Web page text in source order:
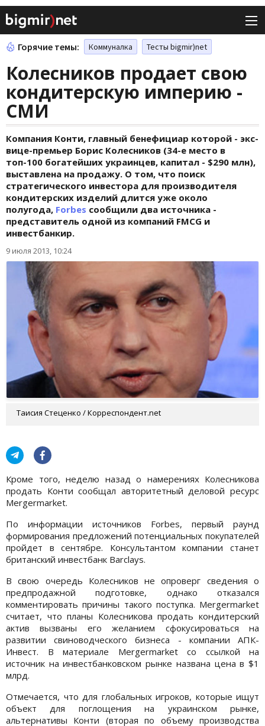
Горячие темы: Коммуналка Тесты bigmir)net
Колесников продает свою
кондитерскую империю -
СМИ
Компания Конти, главный бенефициар которой - экс-
вице-премьер Борис Колесников (34-е место в
топ-100 богатейших украинцев, капитал - $290 млн),
выставлена на продажу. О том, что поиск
стратегического инвестора для производителя
кондитерских изделий длится уже около
полугода, Forbes сообщили два источника -
представитель одной из компаний FMCG и
инвестбанкир.
9 июля 2013, 10:24
Таисия Стеценко / Корреспондент.net
Кроме того, неделю назад о намерениях Колесникова
продать Конти сообщал авторитетный деловой ресурс
Mergermarket.
По информации источников Forbes, первый раунд
формирования предложений потенциальных покупателей
пройдет в сентябре. Консультантом компании станет
британский инвестбанк Barclays.
В свою очередь Колесников не опроверг сведения о
предпродажной подготовке, однако отказался
комментировать причины такого поступка. Mergermarket
считает, что планы Колесникова продать кондитерский
актив вызваны его желанием сфокусироваться на
развитии свиноводческого бизнеса - компании АПК-
Инвест. В материале Mergermarket со ссылкой на
источник на инвестбанковском рынке названа цена в $1
млрд.
Отмечается, что для глобальных игроков, которые ищут
объект для поглощения на украинском рынке,
альтернативы Конти (вторая по объему производства